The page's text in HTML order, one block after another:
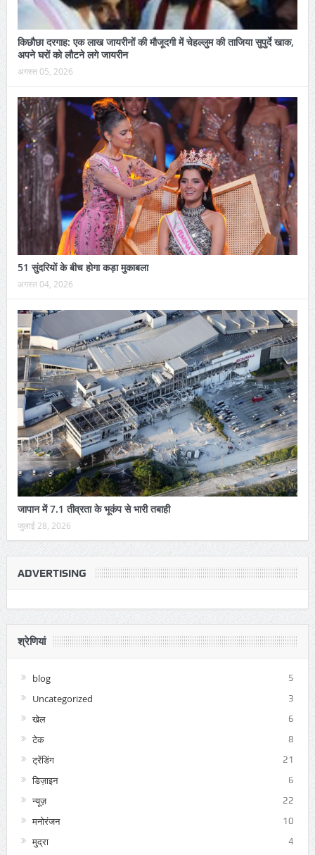
किछौछा दरगाह: एक लाख जायरीनों की मौजूदगी में चेहल्लुम की ताजिया सुपुर्दे खाक,
अपने घरों को लौटने लगे जायरीन
अगस्त 05, 2026
51 सुंदरियों के बीच होगा कड़ा मुकाबला
अगस्त 04, 2026
जापान में 7.1 तीव्रता के भूकंप से भारी तबाही
जुलाई 28, 2026
ADVERTISING
श्रेणियां
blog 5
Uncategorized 3
खेल 6
टेक 8
ट्रेंडिंग 21
डिज़ाइन 6
न्यूज़ 22
मनोरंजन 10
मुद्रा 4